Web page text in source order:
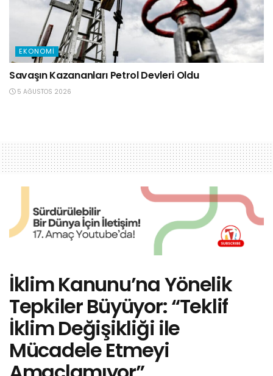
EKONOMI
Savaşın Kazananları Petrol Devleri Oldu
5 AĞUSTOS 2026
İklim Kanunu’na Yönelik
Tepkiler Büyüyor: “Teklif
İklim Değişikliği ile
Mücadele Etmeyi